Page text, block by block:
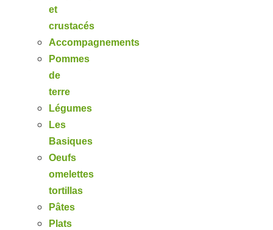
et
crustacés
Accompagnements
Pommes
de
terre
Légumes
Les
Basiques
Oeufs
omelettes
tortillas
Pâtes
Plats